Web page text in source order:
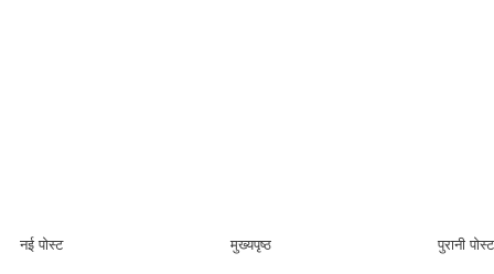
नई पोस्ट पुरानी पोस्ट
मुख्यपृष्ठ